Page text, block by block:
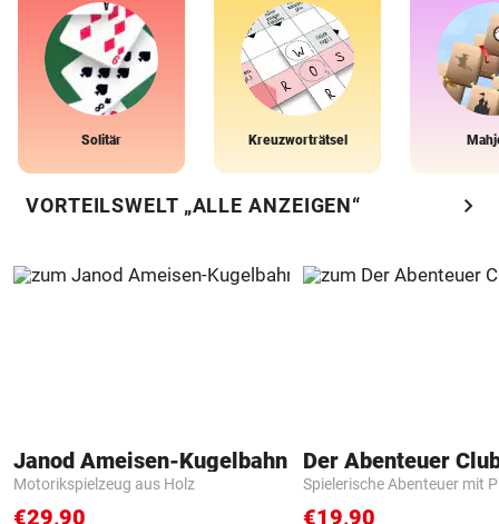
Solitär Kreuzworträtsel
VORTEILSWELT „ALLE ANZEIGEN“ chevron_right
Janod Ameisen-Kugelbahn
Motorikspielzeug aus Holz
€29,90
Der Abenteuer
Spielerische Abenteuer mit
€19,90